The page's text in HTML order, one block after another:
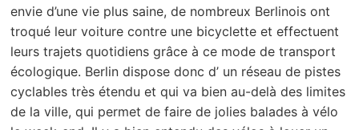
envie d’une vie plus saine, de nombreux Berlinois ont
troqué leur voiture contre une bicyclette et effectuent
leurs trajets quotidiens grâce à ce mode de transport
écologique. Berlin dispose donc d’ un réseau de pistes
cyclables très étendu et qui va bien au-delà des limites
de la ville, qui permet de faire de jolies balades à vélo